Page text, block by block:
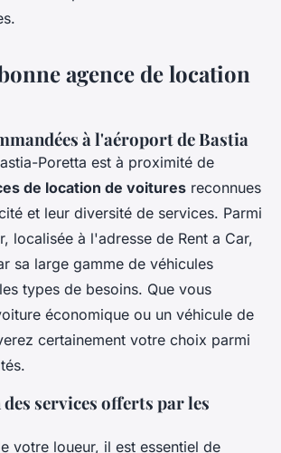
agence de location
à l'aéroport de Bastia
Poretta est à proximité de
de location de voitures reconnues
et leur diversité de services. Parmi
localisée à l'adresse de Rent a Car,
sa large gamme de véhicules
types de besoins. Que vous
économique ou un véhicule de
certainement votre choix parmi
services offerts par les
votre loueur, il est essentiel de